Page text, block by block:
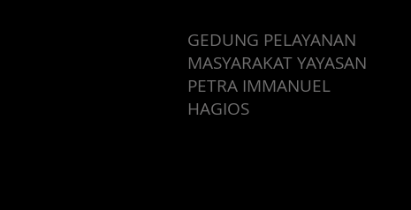
GEDUNG PELAYANAN
MASYARAKAT YAYASAN
PETRA IMMANUEL
HAGIOS